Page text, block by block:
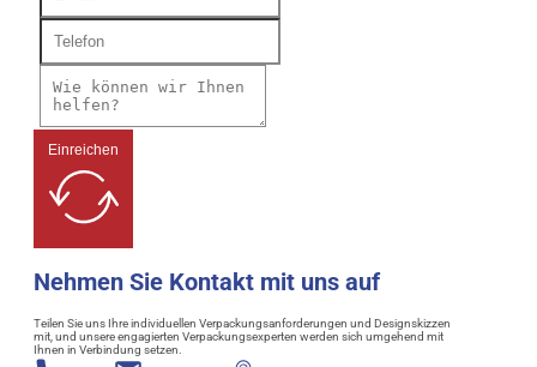
Einreichen
Nehmen Sie Kontakt mit uns auf
Teilen Sie uns Ihre individuellen Verpackungsanforderungen und Designskizzen
mit, und unsere engagierten Verpackungsexperten werden sich umgehend mit
Ihnen in Verbindung setzen.